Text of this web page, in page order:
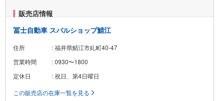
販売店情報
冨士自動車 スバルショップ鯖江
住所
: 福井県鯖江市糺町40-47
営業時間
: 0930〜1800
定休日
: 祝日、第4日曜日
この販売店の在庫一覧を見る